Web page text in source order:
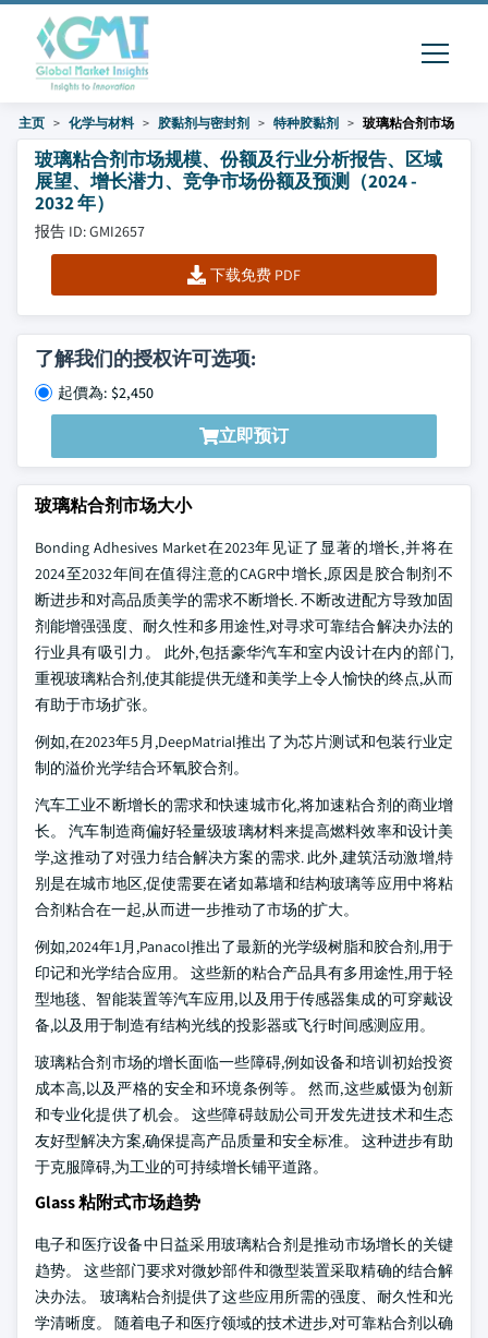
主页 化学与材料 胶黏剂与密封剂 特种胶黏剂 玻璃粘合剂市场
玻璃粘合剂市场规模、份额及行业分析报告、区域
展望、增长潜力、竞争市场份额及预测（2024 -
2032 年）
报告 ID: GMI2657
下载免费 PDF
了解我们的授权许可选项:
起價為: $2,450
立即预订
玻璃粘合剂市场大小
Bonding Adhesives Market在2023年见证了显著的增长,并将在
2024至2032年间在值得注意的CAGR中增长,原因是胶合制剂不
断进步和对高品质美学的需求不断增长. 不断改进配方导致加固
剂能增强强度、耐久性和多用途性,对寻求可靠结合解决办法的
行业具有吸引力。 此外,包括豪华汽车和室内设计在内的部门,
重视玻璃粘合剂,使其能提供无缝和美学上令人愉快的终点,从而
有助于市场扩张。
例如,在2023年5月,DeepMatrial推出了为芯片测试和包装行业定
制的溢价光学结合环氧胶合剂。
汽车工业不断增长的需求和快速城市化,将加速粘合剂的商业增
长。 汽车制造商偏好轻量级玻璃材料来提高燃料效率和设计美
学,这推动了对强力结合解决方案的需求. 此外,建筑活动激增,特
别是在城市地区,促使需要在诸如幕墙和结构玻璃等应用中将粘
合剂粘合在一起,从而进一步推动了市场的扩大。
例如,2024年1月,Panacol推出了最新的光学级树脂和胶合剂,用于
印记和光学结合应用。 这些新的粘合产品具有多用途性,用于轻
型地毯、智能装置等汽车应用,以及用于传感器集成的可穿戴设
备,以及用于制造有结构光线的投影器或飞行时间感测应用。
玻璃粘合剂市场的增长面临一些障碍,例如设备和培训初始投资
成本高,以及严格的安全和环境条例等。 然而,这些威慑为创新
和专业化提供了机会。 这些障碍鼓励公司开发先进技术和生态
友好型解决方案,确保提高产品质量和安全标准。 这种进步有助
于克服障碍,为工业的可持续增长铺平道路。
Glass 粘附式市场趋势
电子和医疗设备中日益采用玻璃粘合剂是推动市场增长的关键
趋势。 这些部门要求对微妙部件和微型装置采取精确的结合解
决办法。 玻璃粘合剂提供了这些应用所需的强度、耐久性和光
学清晰度。 随着电子和医疗领域的技术进步,对可靠粘合剂以确